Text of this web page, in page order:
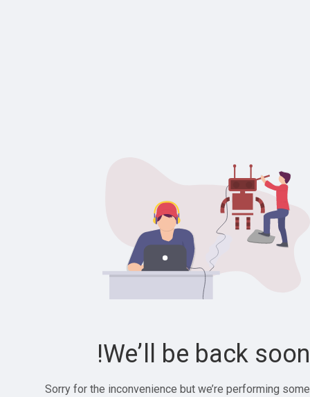
We’ll be back soon!
Sorry for the inconvenience but we’re performing some